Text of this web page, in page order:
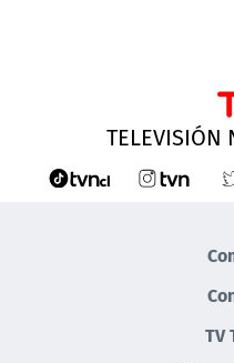
TELEVISIÓN
TV